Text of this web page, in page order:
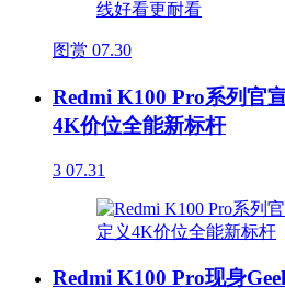
图赏 07.30
Redmi K100 Pro系列官
4K价位全能新标杆
3 07.31
Redmi K100 Pro现身